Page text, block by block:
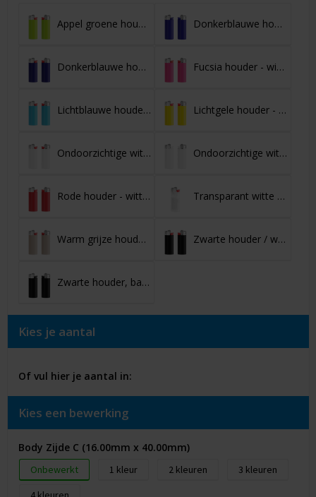
Appel groene houder / witte basis / rood drukknopje / chroomkap Donkerblauwe houder - basis - drukknopje - chroomkap
Donkerblauwe houder - witte basis - rood drukknopje - chroomkap Fucsia houder - witte basis - rood drukknopje - chroomkap
Lichtblauwe houder - witte basis - rood drukknopje - chroomkap Lichtgele houder - witte basis - rood drukknopje - chroomkap
Ondoorzichtige witte houder - witte basis - rood drukknopje - chroomkap Ondoorzichtige witte houder - witte basis - drukknopje chroomkap
Rode houder - witte basis - rood drukknopje - chroomkap Transparant witte houder
Warm grijze houder - witte basis - rood drukknopje - chroomkap Zwarte houder / witte basis / rood drukknopje / chroomkap
Zwarte houder, basis, drukknopje / chroomkap
Kies je aantal
Of vul hier je aantal in:
Kies een bewerking
Body Zijde C (16.00mm x 40.00mm)
Onbewerkt 1 2
3